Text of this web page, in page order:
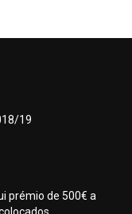
19
prémio de 500€ a